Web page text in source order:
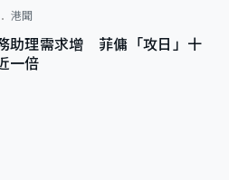
港聞
助理需求增 菲傭「攻日」十
一倍